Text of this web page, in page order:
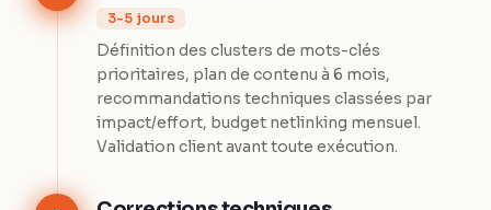
3-5 jours
Définition des clusters de mots-clés
prioritaires, plan de contenu à 6 mois,
recommandations techniques classées par
impact/effort, budget netlinking mensuel.
Validation client avant toute exécution.